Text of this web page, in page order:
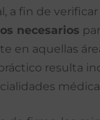
a fin de
necesarios
en aquellas
resulta